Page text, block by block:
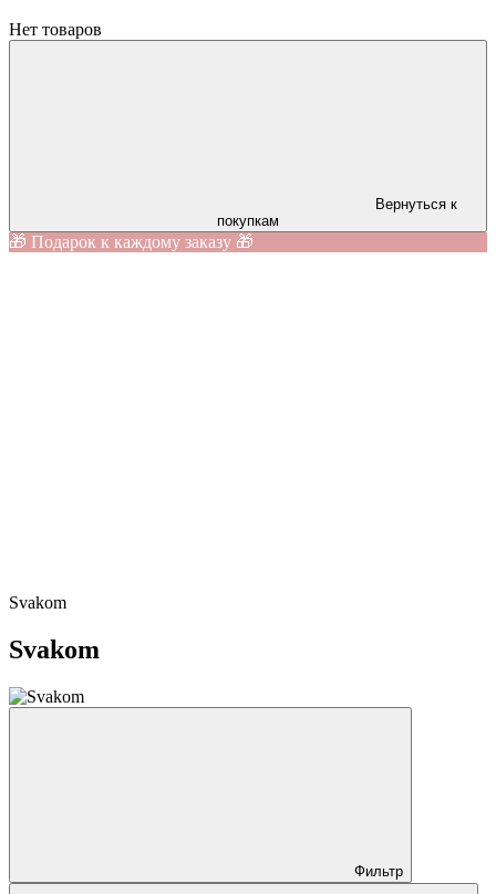
Нет товаров
Вернуться к
покупкам
🎁 Подарок к каждому заказу 🎁
Svakom
Svakom
Фильтр